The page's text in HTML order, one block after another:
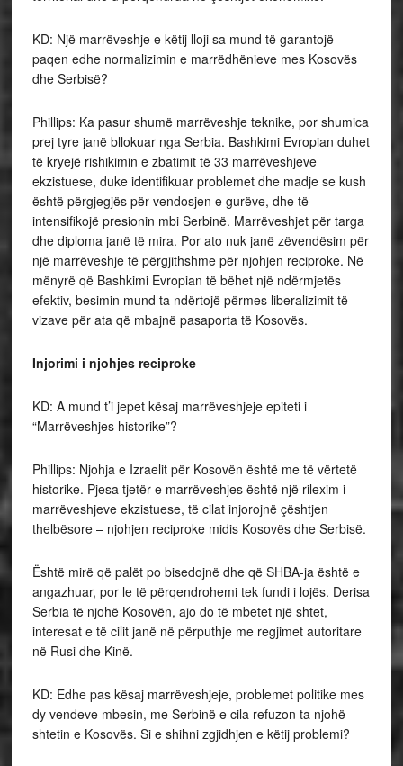
KD: Një marrëveshje e këtij lloji sa mund të garantojë
paqen edhe normalizimin e marrëdhënieve mes Kosovës
dhe Serbisë?
Phillips: Ka pasur shumë marrëveshje teknike, por shumica
prej tyre janë bllokuar nga Serbia. Bashkimi Evropian duhet
të kryejë rishikimin e zbatimit të 33 marrëveshjeve
ekzistuese, duke identifikuar problemet dhe madje se kush
është përgjegjës për vendosjen e gurëve, dhe të
intensifikojë presionin mbi Serbinë. Marrëveshjet për targa
dhe diploma janë të mira. Por ato nuk janë zëvendësim për
një marrëveshje të përgjithshme për njohjen reciproke. Në
mënyrë që Bashkimi Evropian të bëhet një ndërmjetës
efektiv, besimin mund ta ndërtojë përmes liberalizimit të
vizave për ata që mbajnë pasaporta të Kosovës.
Injorimi i njohjes reciproke
KD: A mund t’i jepet kësaj marrëveshjeje epiteti i
“Marrëveshjes historike”?
Phillips: Njohja e Izraelit për Kosovën është me të vërtetë
historike. Pjesa tjetër e marrëveshjes është një rilexim i
marrëveshjeve ekzistuese, të cilat injorojnë çështjen
thelbësore – njohjen reciproke midis Kosovës dhe Serbisë.
Është mirë që palët po bisedojnë dhe që SHBA-ja është e
angazhuar, por le të përqendrohemi tek fundi i lojës. Derisa
Serbia të njohë Kosovën, ajo do të mbetet një shtet,
interesat e të cilit janë në përputhje me regjimet autoritare
në Rusi dhe Kinë.
KD: Edhe pas kësaj marrëveshjeje, problemet politike mes
dy vendeve mbesin, me Serbinë e cila refuzon ta njohë
shtetin e Kosovës. Si e shihni zgjidhjen e këtij problemi?